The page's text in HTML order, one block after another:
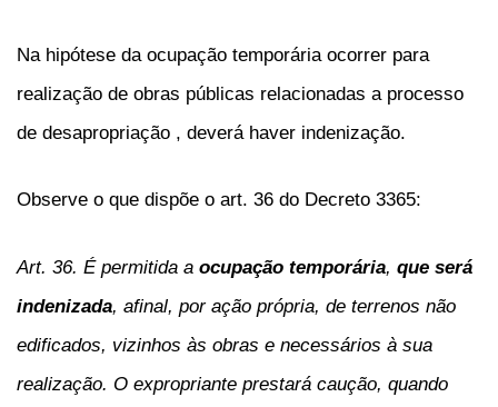
Na hipótese da ocupação temporária ocorrer para
realização de obras públicas relacionadas a processo
de desapropriação , deverá haver indenização.
Observe o que dispõe o art. 36 do Decreto 3365:
Art. 36. É permitida a ocupação temporária, que será
indenizada, afinal, por ação própria, de terrenos não
edificados, vizinhos às obras e necessários à sua
realização. O expropriante prestará caução, quando